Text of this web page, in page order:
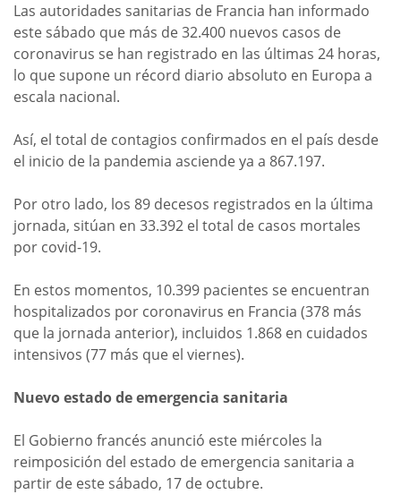
Las autoridades sanitarias de Francia han informado
este sábado que más de 32.400 nuevos casos de
coronavirus se han registrado en las últimas 24 horas,
lo que supone un récord diario absoluto en Europa a
escala nacional.
Así, el total de contagios confirmados en el país desde
el inicio de la pandemia asciende ya a 867.197.
Por otro lado, los 89 decesos registrados en la última
jornada, sitúan en 33.392 el total de casos mortales
por covid-19.
En estos momentos, 10.399 pacientes se encuentran
hospitalizados por coronavirus en Francia (378 más
que la jornada anterior), incluidos 1.868 en cuidados
intensivos (77 más que el viernes).
Nuevo estado de emergencia sanitaria
El Gobierno francés anunció este miércoles la
reimposición del estado de emergencia sanitaria a
partir de este sábado, 17 de octubre.